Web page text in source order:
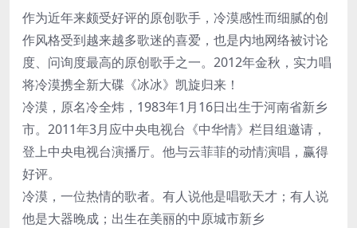
作为近年来颇受好评的原创歌手，冷漠感性而细腻的创
作风格受到越来越多歌迷的喜爱，也是内地网络被讨论
度、问询度最高的原创歌手之一。2012年金秋，实力唱
将冷漠携全新大碟《冰冰》凯旋归来！
冷漠，原名冷全炜，1983年1月16日出生于河南省新乡
市。2011年3月应中央电视台《中华情》栏目组邀请，
登上中央电视台演播厅。他与云菲菲的动情演唱，赢得
好评。
冷漠，一位热情的歌者。有人说他是唱歌天才；有人说
他是大器晚成；出生在美丽的中原城市新乡